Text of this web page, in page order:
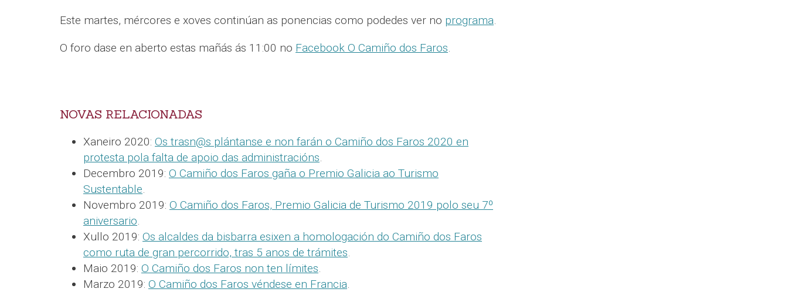
Este martes, mércores e xoves continúan as ponencias como podedes ver no programa
O foro dase en aberto estas mañás ás 11:00 no Facebook O Camiño dos Faros
NOVAS RELACIONADAS
Xaneiro 2020: Os trasn@s plántanse e non farán o Camiño dos Faros 2020 en
protesta pola falta de apoio das administracións
Decembro 2019: O Camiño dos Faros gaña o Premio Galicia ao Turismo
Sustentable
Novembro 2019: O Camiño dos Faros, Premio Galicia de Turismo 2019 polo seu 7º
aniversario
Xullo 2019: Os alcaldes da bisbarra esixen a homologación do Camiño dos Faros
como ruta de gran percorrido, tras 5 anos de trámites
Maio 2019: O Camiño dos Faros non ten límites
Marzo 2019: O Camiño dos Faros véndese en Francia